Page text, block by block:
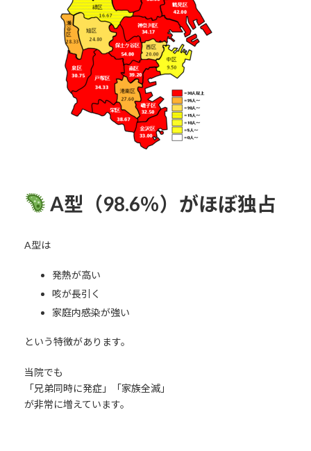
A型（98.6％）がほぼ独占
A型は
発熱が高い
咳が長引く
家庭内感染が強い
という特徴があります。
当院でも
「兄弟同時に発症」「家族全滅」
が非常に増えています。